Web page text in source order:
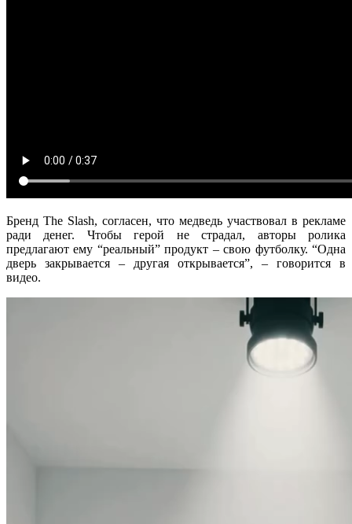
Бренд The Slash, согласен, что медведь участвовал в рекламе
ради денег. Чтобы герой не страдал, авторы ролика
предлагают ему “реальный” продукт – свою футболку. “Одна
дверь закрывается – другая открывается”, – говорится в
видео.